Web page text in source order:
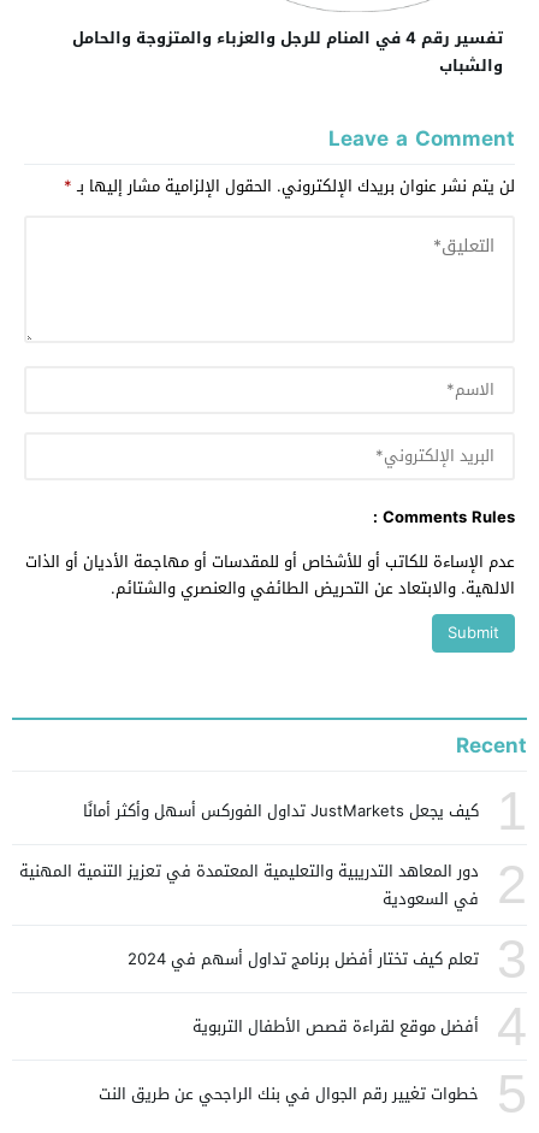
تفسير رقم 4 في المنام للرجل والعزباء والمتزوجة والحامل
والشباب
Leave a Comment
لن يتم نشر عنوان بريدك الإلكتروني. الحقول الإلزامية مشار إليها بـ*
Comments Rules :
عدم الإساءة للكاتب أو للأشخاص أو للمقدسات أو مهاجمة الأديان أو الذات
الالهية. والابتعاد عن التحريض الطائفي والعنصري والشتائم.
Recent
1 كيف يجعل JustMarkets تداول الفوركس أسهل وأكثر أمانًا
2
دور المعاهد التدريبية والتعليمية المعتمدة في تعزيز التنمية المهنية
في السعودية
3 تعلم كيف تختار أفضل برنامج تداول أسهم في 2024
4 أفضل موقع لقراءة قصص الأطفال التربوية
5 خطوات تغيير رقم الجوال في بنك الراجحي عن طريق النت